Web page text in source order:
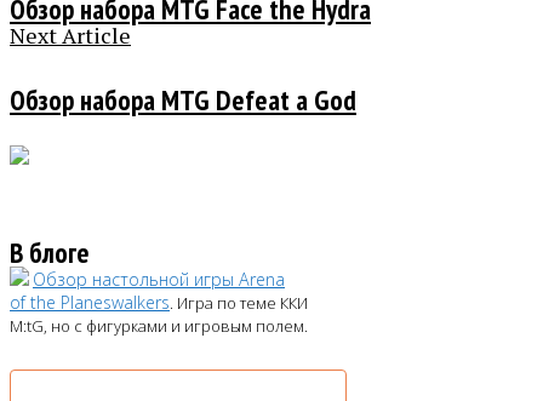
Обзор набора MTG Face the Hydra
Next Article
Обзор набора MTG Defeat a God
В блоге
Обзор настольной игры Arena
of the Planeswalkers. Игра по теме ККИ
M:tG, но с фигурками и игровым полем.